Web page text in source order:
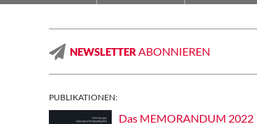
NEWSLETTER ABONNIEREN
PUBLIKATIONEN:
Das MEMORANDUM 2022